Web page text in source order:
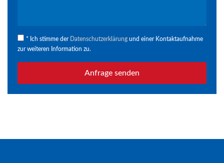
* Ich stimme der Datenschutzerklärung und einer Kontaktaufnahme
zur weiteren Information zu.
Anfrage senden